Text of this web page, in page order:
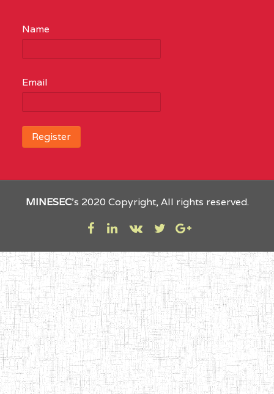
Name
Email
MINESEC’s 2020 Copyright, All rights reserved.